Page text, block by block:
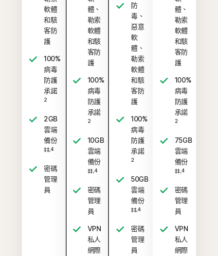
軟體
和駭
客防
護
100%
病毒
防護
承諾
2
2GB
雲端
備份
‡‡,4
密碼
管理
員
體、
勒索
軟體
和駭
客防
護
100%
病毒
防護
承諾
2
10GB
雲端
備份
‡‡,4
密碼
管理
員
VPN
私人
網際
防
毒、
惡意
軟
體、
勒索
軟體
和駭
客防
護
100%
病毒
防護
承諾
2
50GB
雲端
備份
‡‡,4
密碼
管理
員
體、
勒索
軟體
和駭
客防
護
100%
病毒
防護
承諾
2
75GB
雲端
備份
‡‡,4
密碼
管理
員
VPN
私人
網際